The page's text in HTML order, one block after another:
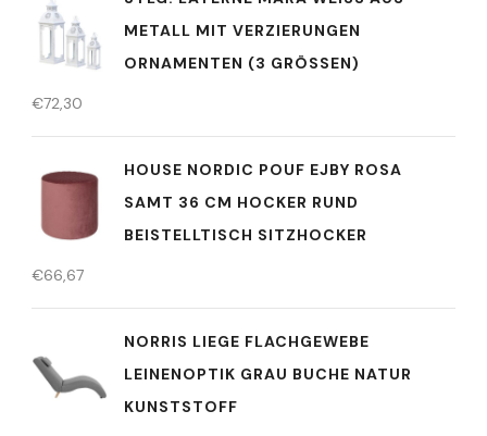
ETALL MIT VERZIERUNGEN O
RNAMENTEN (3 GRÖSSEN)
€72,30
HOUSE NORDIC POUF EJBY ROSA
SAMT 36 CM HOCKER RUND
BEISTELLTISCH SITZHOCKER
€66,67
NORRIS LIEGE FLACHGEWEBE
LEINENOPTIK GRAU BUCHE NATUR
KUNSTSTOFF